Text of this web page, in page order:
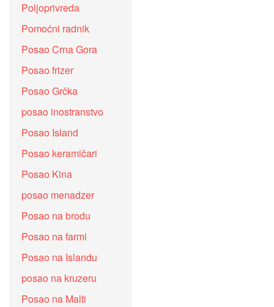
Poljoprivreda
Pomoćni radnik
Posao Crna Gora
Posao frizer
Posao Grčka
posao inostranstvo
Posao Island
Posao keramičari
Posao Kina
posao menadzer
Posao na brodu
Posao na farmi
Posao na Islandu
posao na kruzeru
Posao na Malti